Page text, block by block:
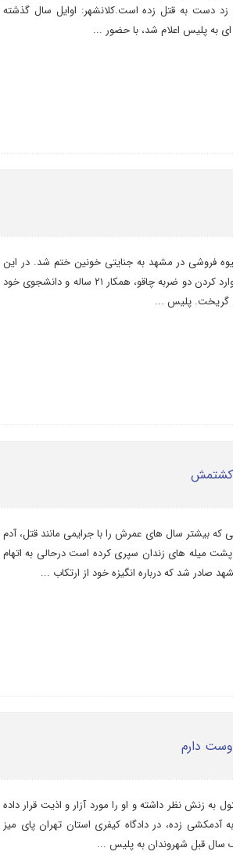
دست به قتل زده است.کلانشهر: اوایل سال گذشته
فروشی در مشهد به جنایتی خونین ختم شد. در این
حادثه، جوانی ۱۸ ساله با وارد کردن دو ضربه چاقو، همکار ۲۱ ساله و دانشجوی خود
گریخت. پلیس ...
کشتمش
که بیشتر سال های عمرش را با جرایمی مانند قتل، آدم
پشت میله های زندان سپری کرده است درحالی به اتهام
صادر شد که درباره انگیزه خود از ارتکاب ...
دارم
زنش نظر داشته و او را مورد آزار و اذیت قرار داده
زده، در دادگاه کیفری استان تهران پای میز
سال قبل شهروندان به پلیس ...